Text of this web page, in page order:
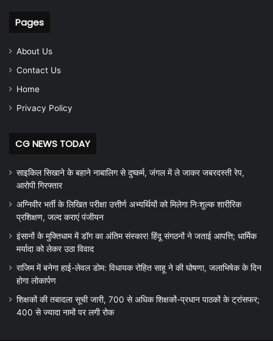
Pages
About Us
Contact Us
Home
Privacy Policy
CG NEWS TODAY
साइकिल सिखाने के बहाने नाबालिग से दुष्कर्म, जंगल में ले जाकर जबरदस्ती रेप,
आरोपी गिरफ्तार
अग्निवीर भर्ती के लिखित परीक्षा उत्तीर्ण अभ्यर्थियों को मिलेगा निःशुल्क शारीरिक
प्रशिक्षण, जल्द कराएं पंजीयन
इंसानों के मुक्तिधाम में डॉग का अंतिम संस्कार! हिंदू संगठनों ने जताई आपत्ति; धार्मिक
मर्यादा को लेकर उठा विवाद
राजिम में बनेगा हाई-लेवल डोम: विधायक रोहित साहू ने की घोषणा, जलाभिषेक के दिन
होगा लोकार्पण
शिक्षकों की तबादला सूची जारी, 700 से अधिक शिक्षकों-प्रधान पाठकों के ट्रांसफर;
400 से ज्यादा नामों पर लगी रोक